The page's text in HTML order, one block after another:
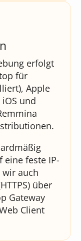
erfolgt
für
Apple
und
eine feste IP-
wir auch
über
Gateway
Client